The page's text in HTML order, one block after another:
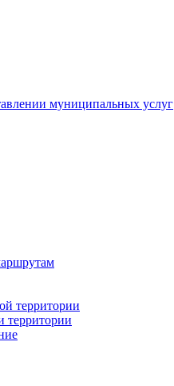
муниципальных услуг
территории
территории